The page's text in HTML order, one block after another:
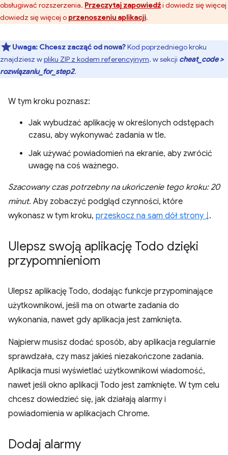
obsługiwać rozszerzenia. Przeczytaj zapowiedźi dowiedz się więcej
dowiedz się więcej o przenoszeniu aplikacji.
Uwaga: Chcesz zacząć od nowa?Kod poprzedniego kroku
znajdziesz wpliku ZIP z kodem referencyjnym. w sekcji cheat_code >
rozwiązaniu_for_step2.
W tym kroku poznasz:
Jak wybudzać aplikację w określonych odstępach
czasu, aby wykonywać zadania w tle.
Jak używać powiadomień na ekranie, aby zwrócić
uwagę na coś ważnego.
Szacowany czas potrzebny na ukończenie tego kroku: 20
minut. Aby zobaczyć podgląd czynności, które
wykonasz w tym kroku, przeskocz na sam dół strony ↓.
Ulepsz swoją aplikację Todo dzięki
przypomnieniom
Ulepsz aplikację Todo, dodając funkcje przypominające
użytkownikowi, jeśli ma on otwarte zadania do
wykonania, nawet gdy aplikacja jest zamknięta.
Najpierw musisz dodać sposób, aby aplikacja regularnie
sprawdzała, czy masz jakieś niezakończone zadania.
Aplikacja musi wyświetlać użytkownikowi wiadomość,
nawet jeśli okno aplikacji Todo jest zamknięte. W tym celu
chcesz dowiedzieć się, jak działają alarmy i
powiadomienia w aplikacjach Chrome.
Dodaj alarmy